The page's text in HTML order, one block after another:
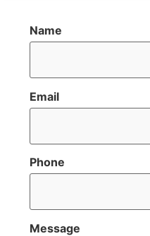
Name
Email
Phone
Message